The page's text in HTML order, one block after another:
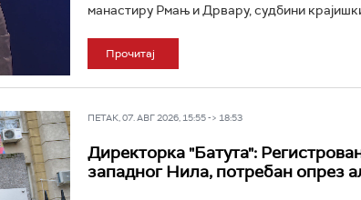
манастиру Рмањ и Дрвару, судбини
Прочитај
ПЕТАК, 07. АВГ 2026, 15:55 -> 18:53
Директорка "Батута":
западног Нила, потребан опрез